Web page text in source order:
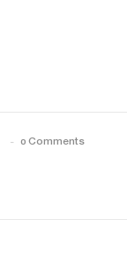
0 Comments